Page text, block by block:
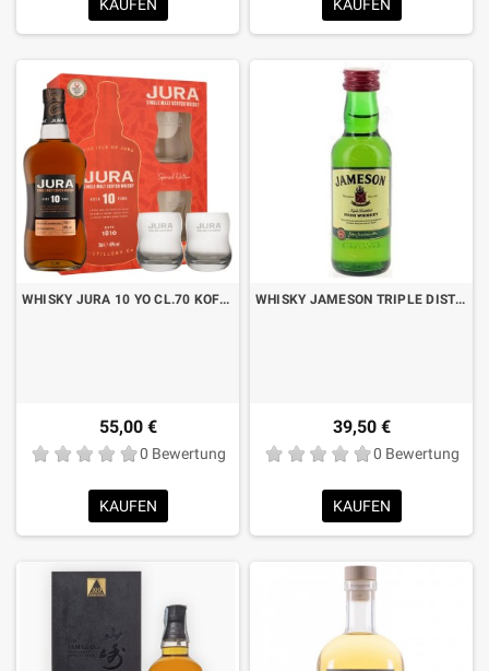
KAUFEN KAUFEN
WHISKY JURA 10 YO CL.70 KOFFER MIT 2 GLÄSERN
55,00 €
0 Bewertung
KAUFEN
WHISKY JAMESON TRIPLE DISTILLED CL.5 X 12 BT.
39,50 €
0 Bewertung
KAUFEN